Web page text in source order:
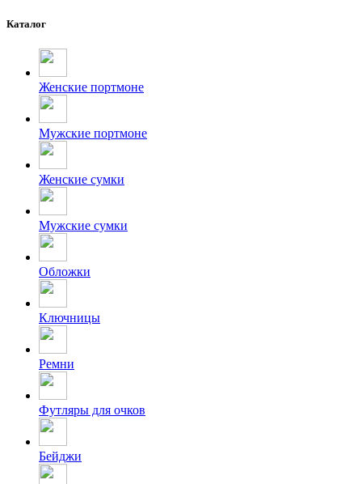
Каталог
Женские портмоне
Мужские портмоне
Женские сумки
Мужские сумки
Обложки
Ключницы
Ремни
Футляры для очков
Бейджи